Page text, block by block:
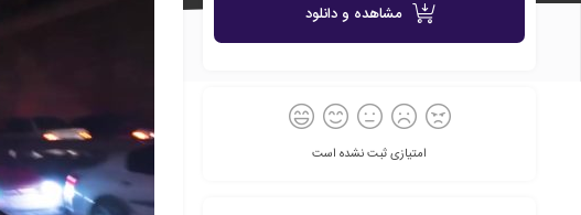
مشاهده و دانلود
امتیازی ثبت نشده است